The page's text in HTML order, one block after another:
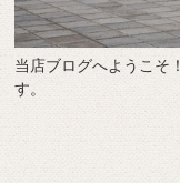
当店ブログへようこそ
す。